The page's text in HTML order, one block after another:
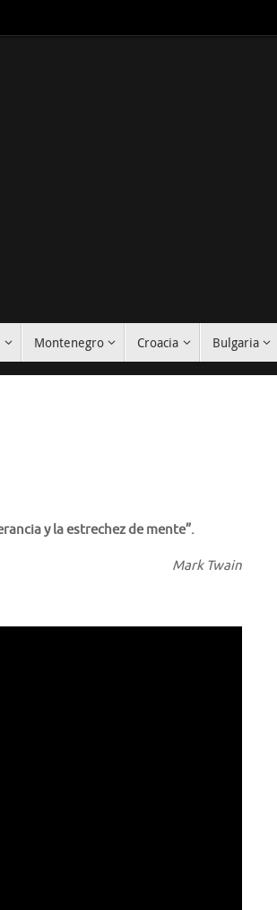
Montenegro Croacia Bulgaria
y la estrechez de mente”.
Mark Twain